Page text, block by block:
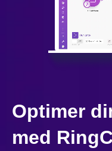
Optimer
med